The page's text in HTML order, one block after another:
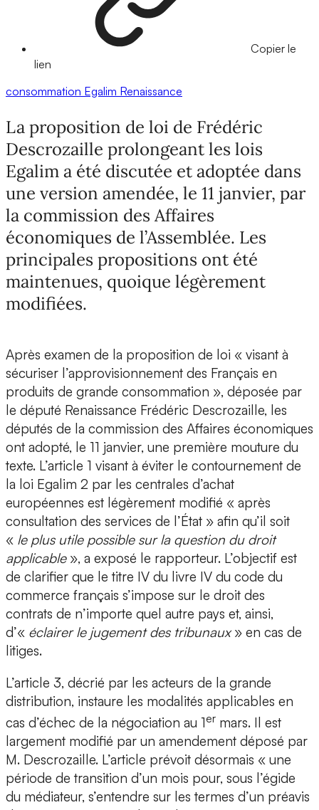
Copier le
lien
consommation Egalim Renaissance
La proposition de loi de Frédéric
Descrozaille prolongeant les lois
Egalim a été discutée et adoptée dans
une version amendée, le 11 janvier, par
la commission des Affaires
économiques de l’Assemblée. Les
principales propositions ont été
maintenues, quoique légèrement
modifiées.
Après examen de la proposition de loi « visant à
sécuriser l’approvisionnement des Français en
produits de grande consommation », déposée par
le député Renaissance Frédéric Descrozaille, les
députés de la commission des Affaires économiques
ont adopté, le 11 janvier, une première mouture du
texte. L’article 1 visant à éviter le contournement de
la loi Egalim 2 par les centrales d’achat
européennes est légèrement modifié « après
consultation des services de l’État » afin qu’il soit
« le plus utile possible sur la question du droit
applicable», a exposé le rapporteur. L’objectif est
de clarifier que le titre IV du livre IV du code du
commerce français s’impose sur le droit des
contrats de n’importe quel autre pays et, ainsi,
d’« éclairer le jugement des tribunaux» en cas de
litiges.
L’article 3, décrié par les acteurs de la grande
distribution, instaure les modalités applicables en
cas d’échec de la négociation au 1er mars. Il est
largement modifié par un amendement déposé par
M. Descrozaille. L’article prévoit désormais « une
période de transition d’un mois pour, sous l’égide
du médiateur, s’entendre sur les termes d’un préavis